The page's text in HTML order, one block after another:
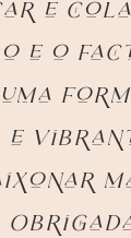
e
e o
e